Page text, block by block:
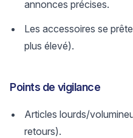
annonces précises.
Les accessoires se
plus élevé).
Points de vigilance
Articles lourds/
retours).